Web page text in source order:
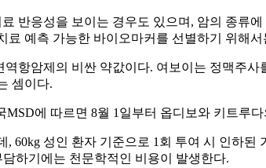
반응성을 보이는 경우도 있으며, 암의 종류
료 예측 가능한 바이오마커를 선별하기 위해
항암제의 비싼 약값이다. 여보이는 정맥주
셈이다.
에 따르면 8월 1일부터 옵디보와 키트루
, 60kg 성인 환자 기준으로 1회 투여 시 인하
하기에는 천문학적인 비용이 발생한다.